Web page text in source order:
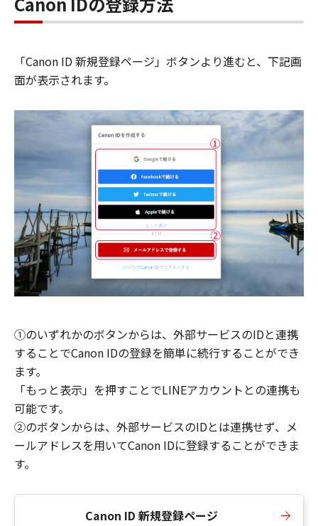
「Canon ID 新規登録ページ」ボタンより進むと、下記画
面が表示されます。
①のいずれかのボタンからは、外部サービスのIDと連携
することでCanon IDの登録を簡単に続行することができ
ます。
「もっと表示」を押すことでLINEアカウントとの連携も
可能です。
②のボタンからは、外部サービスのIDとは連携せず、メ
ールアドレスを用いてCanon IDに登録することができま
す。
Canon ID 新規登録ページ